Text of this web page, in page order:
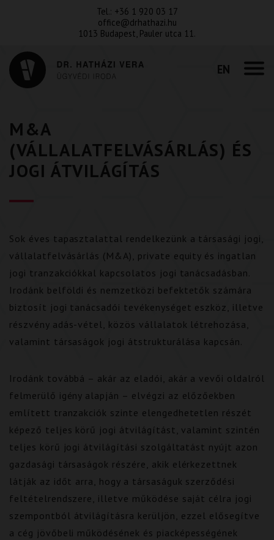
Tel.: +36 1 920 03 17
office@drhathazi.hu
1013 Budapest, Pauler utca 11.
EN
M&A
(VÁLLALATFELVÁSÁRLÁS) ÉS
JOGI ÁTVILÁGÍTÁS
Sok éves tapasztalattal rendelkezünk a társasági jogi,
vállalatfelvásárlás (M&A), private equity és ingatlan
jogi tranzakciókkal kapcsolatos jogi tanácsadásban.
Irodánk belföldi és nemzetközi befektetők számára
biztosít jogi tanácsadói tevékenységet eszköz, illetve
részvény adás-vétel, közös vállalatok létrehozása,
valamint társaságok jogi átstrukturálása kapcsán.
Irodánk továbbá – akár az eladói, akár a vevői oldalról
felmerülő igény alapján – elvégzi az előzőekben
említett tranzakciók szinte elengedhetetlen részét
képező teljes körű jogi átvilágítást, valamint szintén
teljes körű jogi átvilágítási szolgáltatást nyújt azon
gazdasági társaságok részére, akik elérkezettnek
látják az időt arra, hogy a társaságuk szerződési
feltételrendszere, illetve működése saját célra jogi
szempontból átvilágításra kerüljön, ezzel elősegítve
a cég jövőbeli működésének és piacképességének